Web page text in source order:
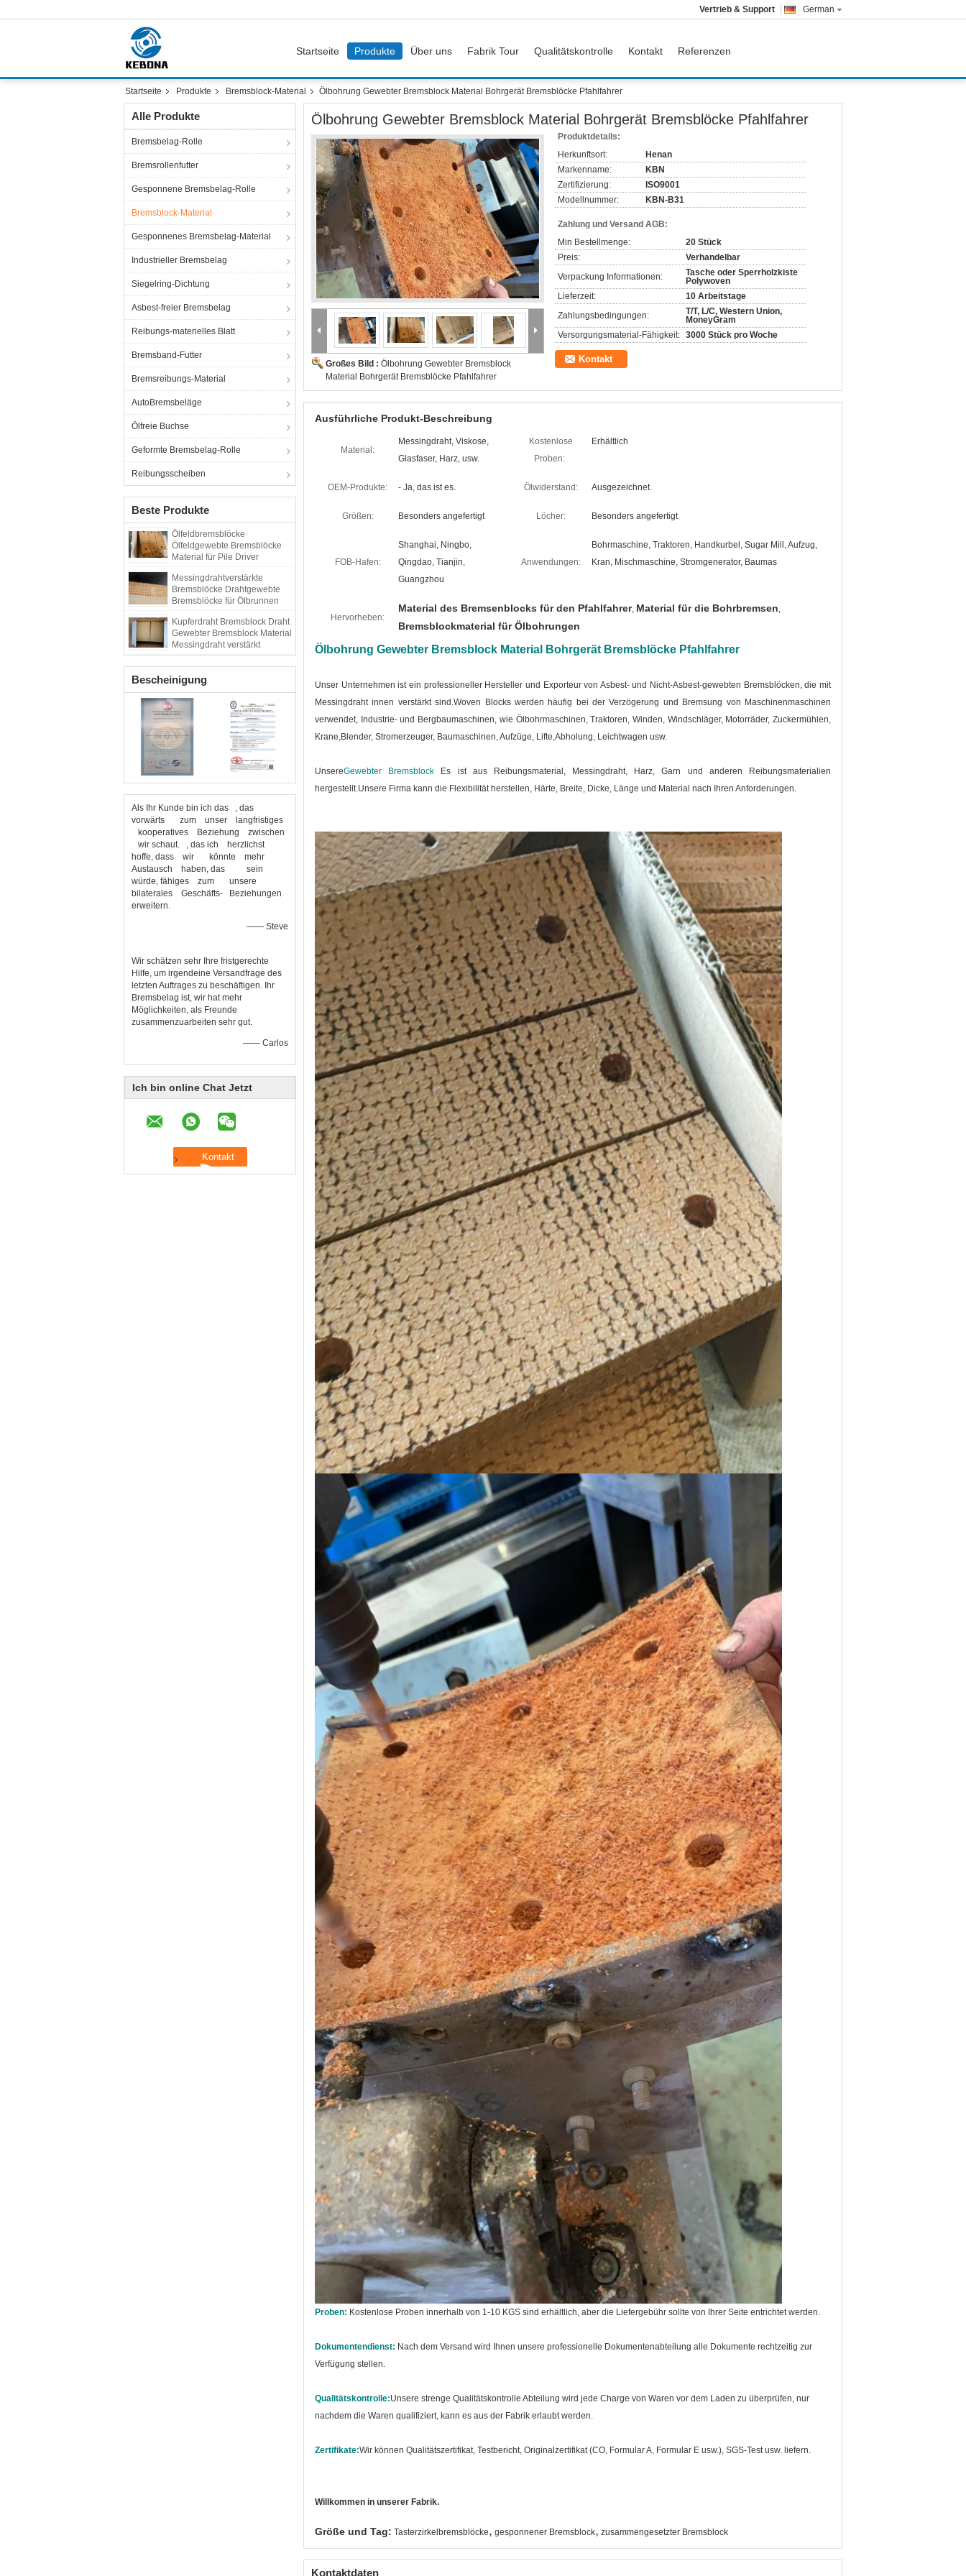
German
Vertrieb & Support
Startseite Produkte Über uns Fabrik Tour Qualitätskontrolle Kontakt Referenzen
Startseite Produkte Bremsblock-Material Ölbohrung Gewebter Bremsblock Material Bohrgerät Bremsblöcke Pfahlfahrer
Alle Produkte
Bremsbelag-Rolle
Bremsrollenfutter
Gesponnene Bremsbelag-Rolle
Bremsblock-Material
Gesponnenes Bremsbelag-Material
Industrieller Bremsbelag
Siegelring-Dichtung
Asbest-freier Bremsbelag
Reibungs-materielles Blatt
Bremsband-Futter
Bremsreibungs-Material
AutoBremsbeläge
Ölfreie Buchse
Geformte Bremsbelag-Rolle
Reibungsscheiben
Beste Produkte
Ölfeldbremsblöcke
Ölfeldgewebte Bremsblöcke
Material für Pile Driver
Messingdrahtverstärkte
Bremsblöcke Drahtgewebte
Bremsblöcke für Ölbrunnen
Kupferdraht Bremsblock Draht
Gewebter Bremsblock Material
Messingdraht verstärkt
Bescheinigung
Als Ihr Kunde bin ich das , das
vorwärts zum unser langfristiges
kooperatives Beziehung zwischen
wir schaut. , das ich herzlichst
hoffe, dass wir könnte mehr
Austausch haben, das sein
würde, fähiges zum unsere
bilaterales Geschäfts- Beziehungen
erweitern.
—— Steve
Wir schätzen sehr Ihre fristgerechte
Hilfe, um irgendeine Versandfrage des
letzten Auftrages zu beschäftigen. Ihr
Bremsbelag ist, wir hat mehr
Möglichkeiten, als Freunde
zusammenzuarbeiten sehr gut.
—— Carlos
Ich bin online Chat Jetzt
Ölbohrung Gewebter Bremsblock Material Bohrgerät Bremsblöcke Pfahlfahrer
Großes Bild : Ölbohrung Gewebter Bremsblock
Material Bohrgerät Bremsblöcke Pfahlfahrer
Produktdetails:
Herkunftsort:
Henan
Markenname:
KBN
Zertifizierung:
ISO9001
Modellnummer:
KBN-B31
Zahlung und Versand AGB:
Min Bestellmenge:
20 Stück
Preis:
Verhandelbar
Verpackung Informationen:
Tasche oder Sperrholzkiste
Polywoven
Lieferzeit:
10 Arbeitstage
Zahlungsbedingungen:
T/T, L/C, Western Union,
MoneyGram
Versorgungsmaterial-Fähigkeit: 3000 Stück pro Woche
Kontakt
Ausführliche Produkt-Beschreibung
Material:
Messingdraht, Viskose,
Glasfaser, Harz, usw.
Kostenlose
Proben:
Erhältlich
OEM-Produkte: - Ja, das ist es. Ölwiderstand: Ausgezeichnet.
Größen: Besonders angefertigt Löcher: Besonders angefertigt
FOB-Hafen:
Shanghai, Ningbo,
Qingdao, Tianjin,
Guangzhou
Anwendungen:
Bohrmaschine, Traktoren, Handkurbel, Sugar Mill, Aufzug,
Kran, Mischmaschine, Stromgenerator, Baumas
Hervorheben:
Material des Bremsenblocks für den Pfahlfahrer, Material für die Bohrbremsen,
Bremsblockmaterial für Ölbohrungen
Ölbohrung Gewebter Bremsblock Material Bohrgerät Bremsblöcke Pfahlfahrer
Unser Unternehmen ist ein professioneller Hersteller und Exporteur von Asbest- und Nicht-Asbest-gewebten Bremsblöcken, die mit
Messingdraht innen verstärkt sind.Woven Blocks werden häufig bei der Verzögerung und Bremsung von Maschinenmaschinen
verwendet, Industrie- und Bergbaumaschinen, wie Ölbohrmaschinen, Traktoren, Winden, Windschläger, Motorräder, Zuckermühlen,
Krane,Blender, Stromerzeuger, Baumaschinen, Aufzüge, Lifte,Abholung, Leichtwagen usw.
UnsereGewebter Bremsblock
Es ist aus Reibungsmaterial, Messingdraht, Harz, Garn und anderen Reibungsmaterialien
hergestellt.Unsere Firma kann die Flexibilität herstellen, Härte, Breite, Dicke, Länge und Material nach Ihren Anforderungen.
Proben: Kostenlose Proben innerhalb von 1-10 KGS sind erhältlich, aber die Liefergebühr sollte von Ihrer Seite entrichtet werden.
Dokumentendienst: Nach dem Versand wird Ihnen unsere professionelle Dokumentenabteilung alle Dokumente rechtzeitig zur
Verfügung stellen.
Qualitätskontrolle:Unsere strenge Qualitätskontrolle Abteilung wird jede Charge von Waren vor dem Laden zu überprüfen, nur
nachdem die Waren qualifiziert, kann es aus der Fabrik erlaubt werden.
Zertifikate:Wir können Qualitätszertifikat, Testbericht, Originalzertifikat (CO, Formular A, Formular E usw.), SGS-Test usw. liefern.
Willkommen in unserer Fabrik.
Größe und Tag: Tasterzirkelbremsblöcke, gesponnener Bremsblock, zusammengesetzter Bremsblock
Kontaktdaten